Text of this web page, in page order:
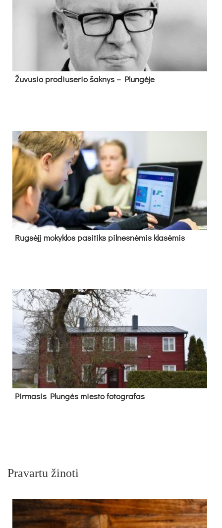
Žu­vu­sio pro­diu­se­rio šak­nys – Plun­gė­je
Rug­sė­jį mo­kyk­los pa­si­tiks pil­nes­nė­mis kla­sė­mis
Pir­ma­sis Plun­gės mies­to fo­tog­ra­fas
Pravartu žinoti